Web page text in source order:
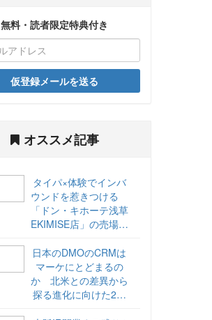
無料・読者限定特典付き
仮登録メールを送る
オススメ記事
タイパ×体験でインバ
ウンドを惹きつける
「ドン・キホーテ浅草
EKIMISE店」の売場づ
日本のDMOのCRMは
マーケにとどまるの
か 北米との差異から
探る進化に向けた2ス